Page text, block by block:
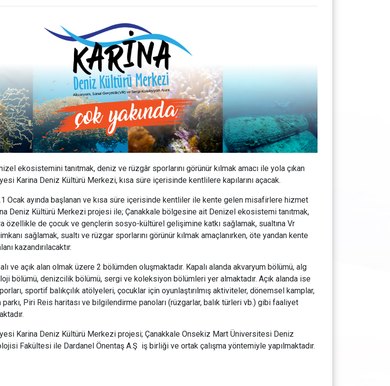
ekosistemini tanıtmak, deniz ve rüzgâr sporlarını görünür kılmak amacı ile yola çıkan
Karina Deniz Kültürü Merkezi, kısa süre içerisinde kentlilere kapılarını açacak.
Ocak ayında başlanan ve kısa süre içerisinde kentliler ile kente gelen misafirlere hizmet
Deniz Kültürü Merkezi projesi ile; Çanakkale bölgesine ait Denizel ekosistemi tanıtmak,
özellikle de çocuk ve gençlerin sosyo-kültürel gelişimine katkı sağlamak, sualtına Vr
sağlamak, sualtı ve rüzgar sporlarını görünür kılmak amaçlanırken, öte yandan kente
kazandırılacaktır.
ve açık alan olmak üzere 2 bölümden oluşmaktadır. Kapalı alanda akvaryum bölümü, alg
bölümü, denizcilik bölümü, sergi ve koleksiyon bölümleri yer almaktadır. Açık alanda ise
sportif balıkçılık atölyeleri, çocuklar için oyunlaştırılmış aktiviteler, dönemsel kamplar,
parkı, Piri Reis haritası ve bilgilendirme panoları (rüzgarlar, balık türleri vb.) gibi faaliyet
Karina Deniz Kültürü Merkezi projesi; Çanakkale Onsekiz Mart Üniversitesi Deniz
Fakültesi ile Dardanel Önentaş A.Ş iş birliği ve ortak çalışma yöntemiyle yapılmaktadır.